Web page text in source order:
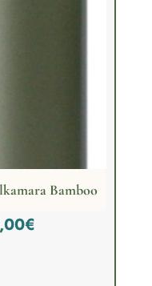
Bamboo
€Rango